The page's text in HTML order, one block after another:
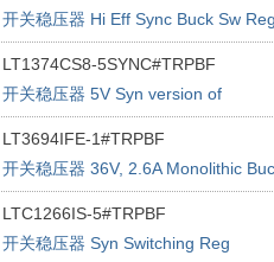
开关稳压器 Hi Eff Sync Buck Sw
LT1374CS8-5SYNC#TRPBF
开关稳压器 5V Syn version of
LT1374-5
LT3694IFE-1#TRPBF
开关稳压器 36V, 2.6A Monolithic
Regulator With Dual LDO
LTC1266IS-5#TRPBF
开关稳压器 Syn Switching Reg